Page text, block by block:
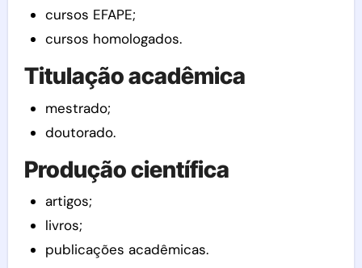
cursos EFAPE;
cursos homologados.
Titulação acadêmica
mestrado;
doutorado.
Produção científica
artigos;
livros;
publicações acadêmicas.